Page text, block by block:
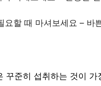
요할 때 마셔보세요 – 바
꾸준히 섭취하는 것이